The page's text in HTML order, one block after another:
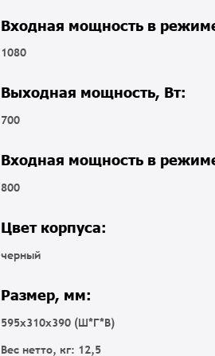
Входная мощность в
1080
Выходная мощность, Вт:
700
Входная мощность в
800
Цвет корпуса:
черный
Размер, мм:
595x310x390 (Ш*Г*В)
Вес нетто, кг: 12,5